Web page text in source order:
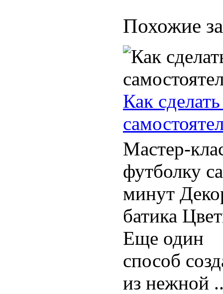
Похожие
Как
Мастер-
футболку
минут
батика
Еще один
способ
из нежной